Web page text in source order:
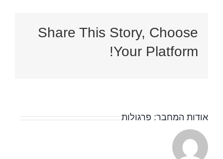
Share This Story, Choose
Your Platform!
אודות המחבר: פרגולות